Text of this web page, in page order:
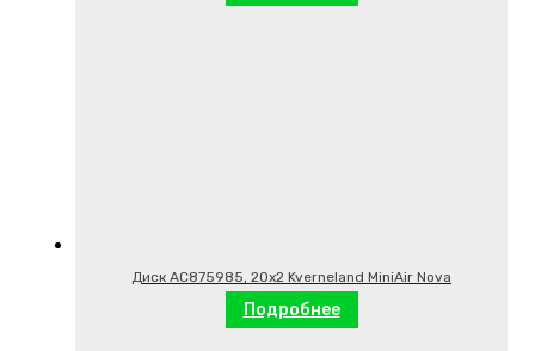
Диск AC875985, 20х2 Kverneland MiniAir Nova
Подробнее